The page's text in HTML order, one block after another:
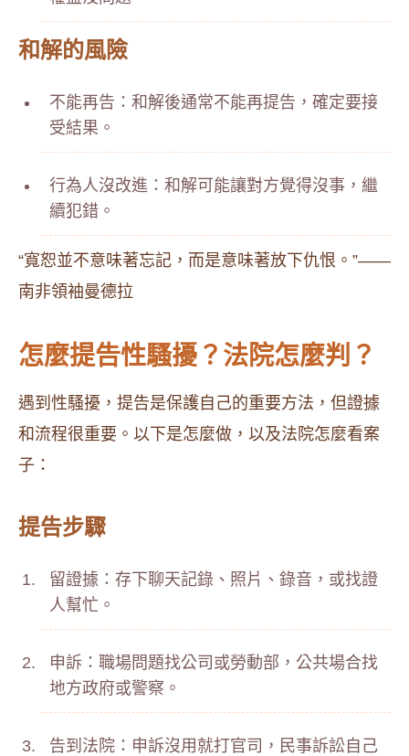
和解的風險
不能再告：和解後通常不能再提告，確定要接
受結果。
行為人沒改進：和解可能讓對方覺得沒事，繼
續犯錯。
“寬恕並不意味著忘記，而是意味著放下仇恨。”——
南非領袖曼德拉
怎麼提告性騷擾？法院怎麼判？
遇到性騷擾，提告是保護自己的重要方法，但證據
和流程很重要。以下是怎麼做，以及法院怎麼看案
子：
提告步驟
留證據：存下聊天記錄、照片、錄音，或找證
人幫忙。
申訴：職場問題找公司或勞動部，公共場合找
地方政府或警察。
告到法院：申訴沒用就打官司，民事訴訟自己